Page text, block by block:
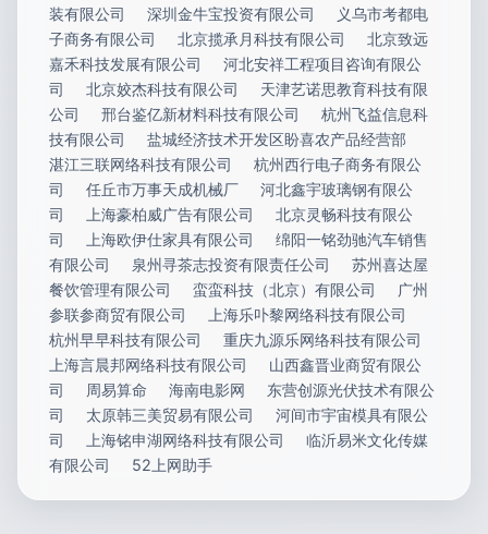
装有限公司
深圳金牛宝投资有限公司
义乌市考都电
子商务有限公司
北京揽承月科技有限公司
北京致远
嘉禾科技发展有限公司
河北安祥工程项目咨询有限公
司
北京姣杰科技有限公司
天津艺诺思教育科技有限
公司
邢台鉴亿新材料科技有限公司
杭州飞益信息科
技有限公司
盐城经济技术开发区盼喜农产品经营部
湛江三联网络科技有限公司
杭州西行电子商务有限公
司
任丘市万事天成机械厂
河北鑫宇玻璃钢有限公
司
上海豪柏威广告有限公司
北京灵畅科技有限公
司
上海欧伊仕家具有限公司
绵阳一铭劲驰汽车销售
有限公司
泉州寻茶志投资有限责任公司
苏州喜达屋
餐饮管理有限公司
蛮蛮科技（北京）有限公司
广州
参联参商贸有限公司
上海乐卟黎网络科技有限公司
杭州早早科技有限公司
重庆九源乐网络科技有限公司
上海言晨邦网络科技有限公司
山西鑫晋业商贸有限公
司
周易算命 海南电影网
东营创源光伏技术有限公
司
太原韩三美贸易有限公司
河间市宇宙模具有限公
司
上海铭申湖网络科技有限公司
临沂易米文化传媒
有限公司
52上网助手